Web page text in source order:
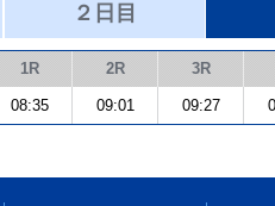
２日目
1R 2R 3R
08:35 09:01 09:27